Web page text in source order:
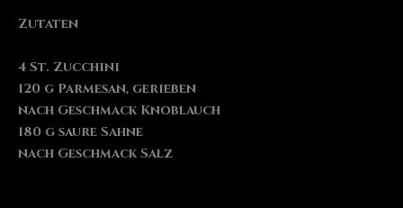
Zutaten
4 St. Zucchini
120 g Parmesan, gerieben
nach Geschmack Knoblauch
180 g saure Sahne
nach Geschmack Salz